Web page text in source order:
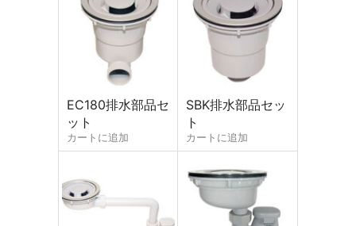
EC180排水部品セ
ット
カートに追加
SBK排水部品セッ
ト
カートに追加